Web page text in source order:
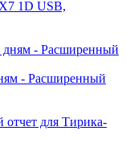
1D USB,
- Расширенный